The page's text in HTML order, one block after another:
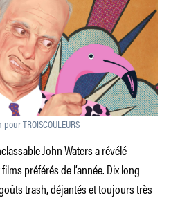
TROISCOULEURS
John Waters a révélé
préférés de l’année. Dix long
trash, déjantés et toujours très